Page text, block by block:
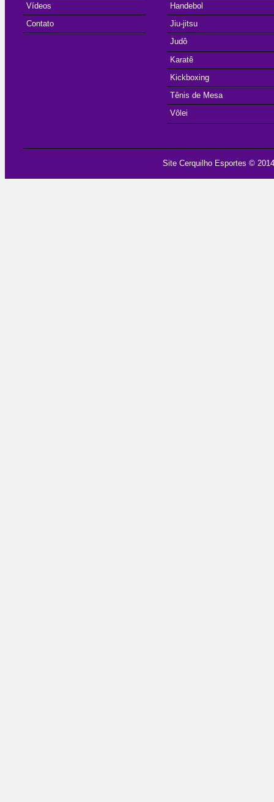
Vídeos
Contato
Handebol
Jiu-jitsu
Judô
Karatê
Kickboxing
Tênis de Mesa
Vôlei
Site Cerquilho Esportes ©